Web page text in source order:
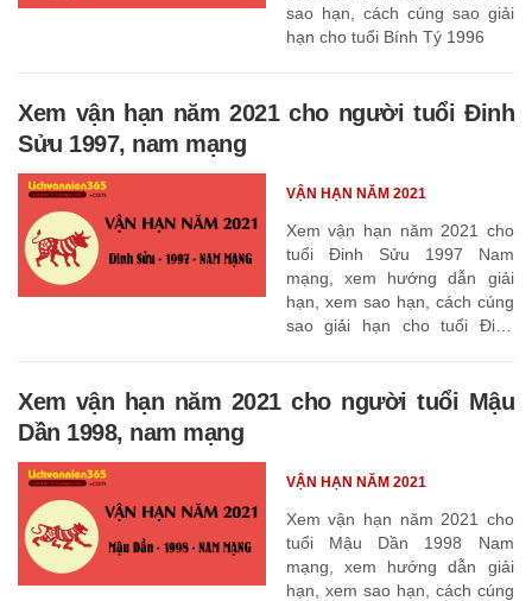
sao hạn, cách cúng sao giải
hạn cho tuổi Bính Tý 1996
Xem vận hạn năm 2021 cho người tuổi Đinh
Sửu 1997, nam mạng
Xem vận hạn năm 2021 cho
tuổi Đinh Sửu 1997 Nam
mạng, xem hướng dẫn giải
hạn, xem sao hạn, cách cúng
sao giải hạn cho tuổi Đinh
VẬN HẠN NĂM 2021
Xem vận hạn năm 2021 cho người tuổi Mậu
Dần 1998, nam mạng
Xem vận hạn năm 2021 cho
tuổi Mậu Dần 1998 Nam
mạng, xem hướng dẫn giải
hạn, xem sao hạn, cách cúng
VẬN HẠN NĂM 2021